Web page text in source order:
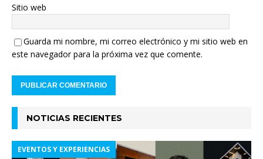
Sitio web
Guarda mi nombre, mi correo electrónico y mi sitio web en
este navegador para la próxima vez que comente.
NOTICIAS RECIENTES
EVENTOS Y EXPERIENCIAS